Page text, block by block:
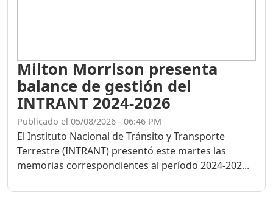
Milton Morrison presenta
balance de gestión del
INTRANT 2024-2026
Publicado el 05/08/2026 - 06:46 PM
El Instituto Nacional de Tránsito y Transporte
Terrestre (INTRANT) presentó este martes las
memorias correspondientes al período 2024-202...